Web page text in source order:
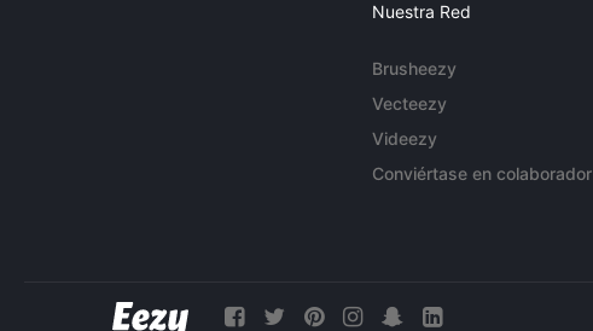
Nuestra Red
Brusheezy
Vecteezy
Videezy
Conviértase en colaborador